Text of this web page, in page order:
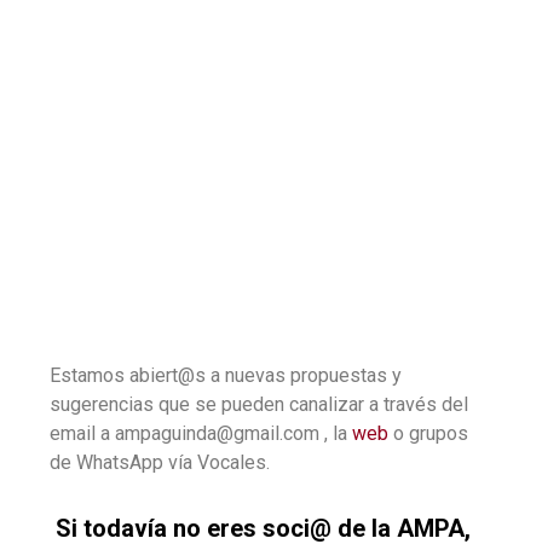
Estamos abiert@s a nuevas propuestas y
sugerencias que se pueden canalizar a través del
email a ampaguinda@gmail.com , laweb o grupos
de WhatsApp ví­a Vocales.
Si todaví­a no eres soci@ de la AMPA,